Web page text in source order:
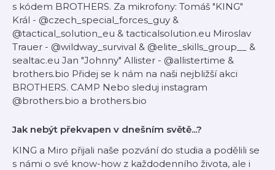
s kódem BROTHERS. Za mikrofony: Tomáš "KING"
Král - @czech_special_forces_guy &
@tactical_solution_eu & tacticalsolution.eu Miroslav
Trauer - @wildway_survival & @elite_skills_group__ &
sealtac.eu Jan "Johnny" Allister - ⁠⁠⁠⁠⁠@allistertime⁠⁠⁠⁠⁠ &
brothers.bio⁠⁠⁠⁠⁠⁠⁠⁠⁠⁠⁠⁠⁠⁠ Přidej se k nám na naši nejbližší akci
BROTHERS. CAMP Nebo sleduj instagram
⁠⁠⁠⁠⁠@brothers.bio⁠⁠⁠⁠⁠ a ⁠⁠⁠⁠⁠brothers.bio⁠⁠⁠⁠⁠⁠⁠⁠⁠⁠⁠
Jak nebýt překvapen v dnešním světě...?
KING a Miro přijali naše pozvání do studia a podělili se
s námi o své know-how z každodenního života, ale i